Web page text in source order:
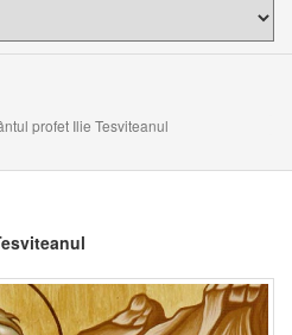
profet Ilie Tesviteanul